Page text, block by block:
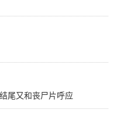
尾又和丧尸片呼应